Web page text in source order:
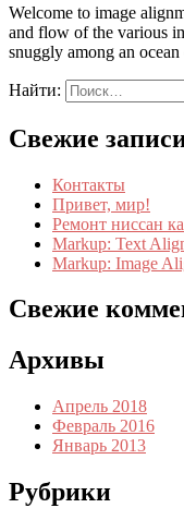
Welcome to image
and flow of the various
snuggly among an
Найти:
Свежие
Контакты
Привет, мир!
Ремонт ниссан
Markup: Text
Markup: Image
Свежие
Архивы
Апрель 2018
Февраль 2016
Январь 2013
Рубрики